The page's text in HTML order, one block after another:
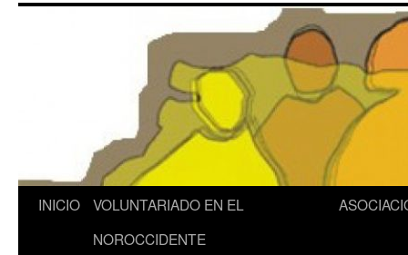
INICIO
VOLUNTARIADO EN EL
NOROCCIDENTE